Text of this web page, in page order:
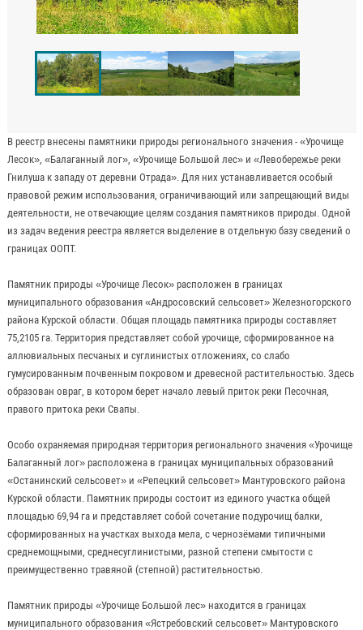
В реестр внесены памятники природы регионального значения - «Урочище
Лесок», «Балаганный лог», «Урочище Большой лес» и «Левобережье реки
Гнилуша к западу от деревни Отрада». Для них устанавливается особый
правовой режим использования, ограничивающий или запрещающий виды
деятельности, не отвечающие целям создания памятников природы. Одной
из задач ведения реестра является выделение в отдельную базу сведений о
границах ООПТ.
Памятник природы «Урочище Лесок» расположен в границах
муниципального образования «Андросовский сельсовет» Железногорского
района Курской области. Общая площадь памятника природы составляет
75,2105 га. Территория представляет собой урочище, сформированное на
аллювиальных песчаных и суглинистых отложениях, со слабо
гумусированным почвенным покровом и древесной растительностью. Здесь
образован овраг, в котором берет начало левый приток реки Песочная,
правого притока реки Свапы.
Особо охраняемая природная территория регионального значения «Урочище
Балаганный лог» расположена в границах муниципальных образований
«Останинский сельсовет» и «Репецкий сельсовет» Мантуровского района
Курской области. Памятник природы состоит из единого участка общей
площадью 69,94 га и представляет собой сочетание подурочищ балки,
сформированных на участках выхода мела, с чернозёмами типичными
среднемощными, среднесуглинистыми, разной степени смытости с
преимущественно травяной (степной) растительностью.
Памятник природы «Урочище Большой лес» находится в границах
муниципального образования «Ястребовский сельсовет» Мантуровского